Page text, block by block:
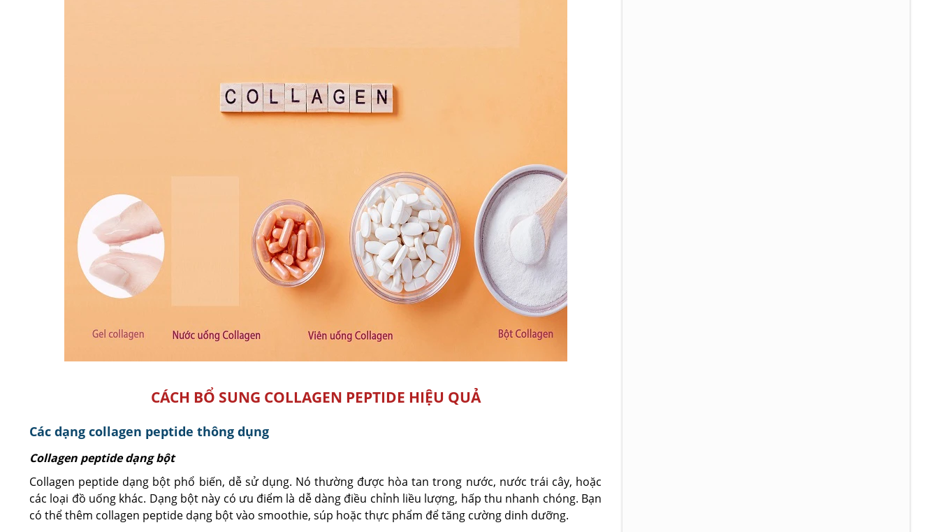
CÁCH BỔ SUNG COLLAGEN PEPTIDE HIỆU QUẢ
Các dạng collagen peptide thông dụng
Collagen peptide dạng bột
Collagen peptide dạng bột phổ biến, dễ sử dụng. Nó thường được hòa tan trong nước, nước trái cây, hoặc
các loại đồ uống khác. Dạng bột này có ưu điểm là dễ dàng điều chỉnh liều lượng, hấp thu nhanh chóng. Bạn
có thể thêm collagen peptide dạng bột vào smoothie, súp hoặc thực phẩm để tăng cường dinh dưỡng.